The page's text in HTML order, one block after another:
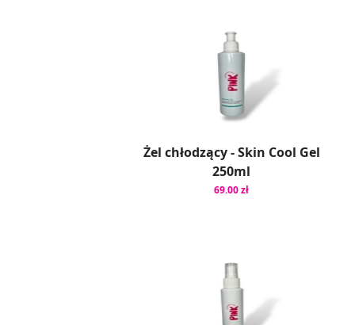
Żel chłodzący - Skin Cool Gel
250ml
69.00 zł